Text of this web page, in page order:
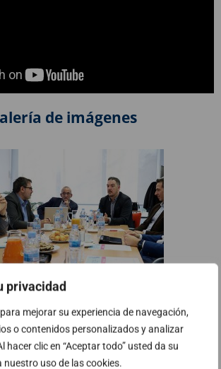
privacidad
mejorar su experiencia de navegación,
o contenidos personalizados y analizar
hacer clic en “Aceptar todo” usted da su
uso de las cookies.
de imágenes